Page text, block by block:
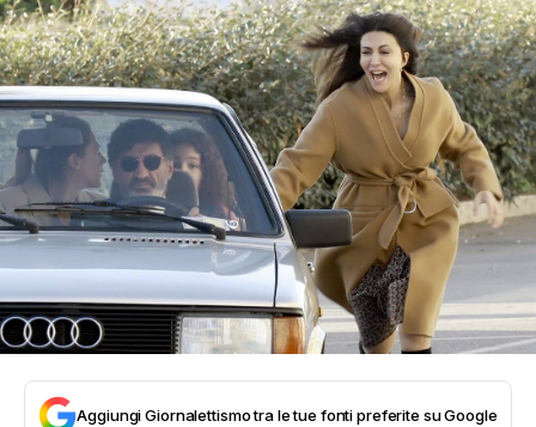
Contatti
Aggiungi Giornalettismo tra le tue fonti preferite su Google